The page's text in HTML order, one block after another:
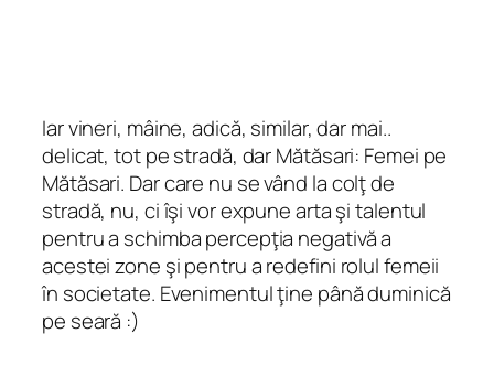
Iar vineri, mâine, adică, similar, dar mai..
delicat, tot pe stradă, dar Mătăsari: Femei pe
Mătăsari. Dar care nu se vând la colţ de
stradă, nu, ci îşi vor expune arta şi talentul
pentru a schimba percepţia negativă a
acestei zone şi pentru a redefini rolul femeii
în societate. Evenimentul ţine până duminică
pe seară :)